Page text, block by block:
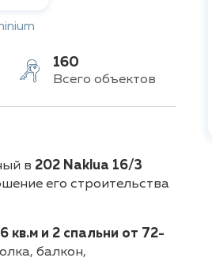
160
Всего объектов
в 202 Naklua 16/3
его строительства
кв.м и 2 спальни от 72-
балкон,